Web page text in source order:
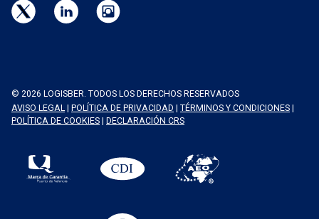
© 2026 LOGISBER. TODOS LOS DERECHOS RESERVADOS
AVISO LEGAL | POLÍTICA DE PRIVACIDAD | TÉRMINOS Y CONDICIONES |
POLÍTICA DE COOKIES | DECLARACIÓN CRS